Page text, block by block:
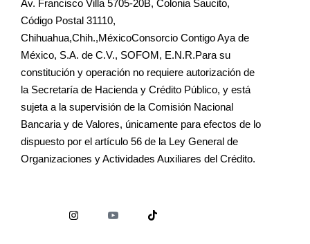
Av. Francisco Villa 5705-20B, Colonia Saucito,
Código Postal 31110,
Chihuahua,Chih.,MéxicoConsorcio Contigo Aya de
México, S.A. de C.V., SOFOM, E.N.R.Para su
constitución y operación no requiere autorización de
la Secretaría de Hacienda y Crédito Público, y está
sujeta a la supervisión de la Comisión Nacional
Bancaria y de Valores, únicamente para efectos de lo
dispuesto por el artículo 56 de la Ley General de
Organizaciones y Actividades Auxiliares del Crédito.